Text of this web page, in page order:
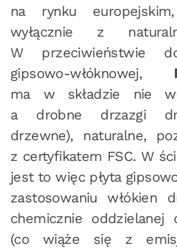
na rynku
wyłącznie z
W przeciwieństwie
gipsowo-włóknowej,
ma w składzie nie
a drobne drzazgi
drzewne), naturalne,
z certyfikatem FSC. W
jest to więc płyta
zastosowaniu włókien
chemicznie oddzielanej
(co wiąże się z